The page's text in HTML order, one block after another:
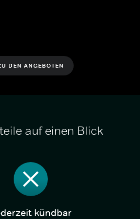
DEN ANGEBOTEN
auf einen Blick
kündbar